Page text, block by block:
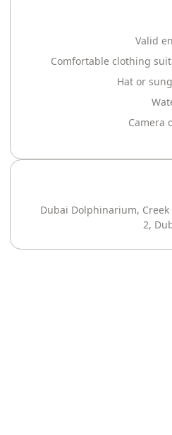
Valid
Comfortable clothing
Hat or
Camera
Dubai Dolphinarium,
2,